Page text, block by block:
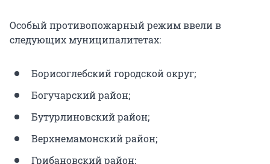
Особый противопожарный режим ввели в
следующих муниципалитетах:
Борисоглебский городской округ;
Богучарский район;
Бутурлиновский район;
Верхнемамонский район;
Грибановский район;